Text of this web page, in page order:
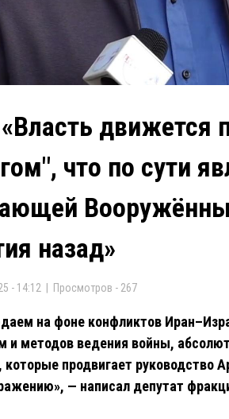
движется
что по сути
назад»
- 14:12 | Просмотров - 267
на фоне конфликтов
и методов ведения войны,
продвигает руководство
— написал депутат